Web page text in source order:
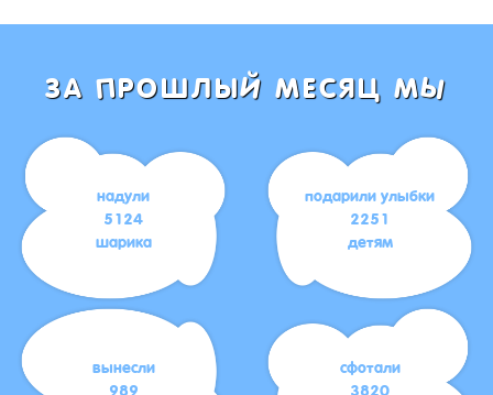
ЗА ПРОШЛЫЙ МЕСЯЦ МЫ
надули
5124
шарика
подарили улыбки
2251
детям
вынесли
989
сфотали
3820